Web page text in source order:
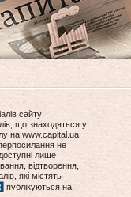
сайту
що знаходяться у
на www.capital.ua
не
лише
відтворення,
які містять
публікуються на